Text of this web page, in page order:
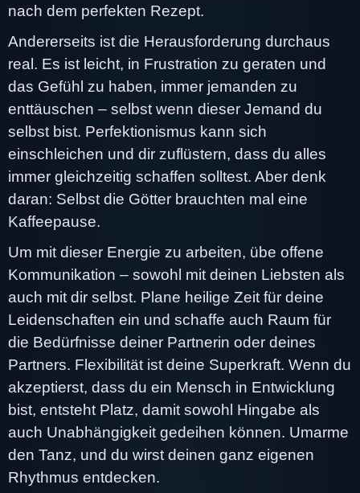
nach dem perfekten Rezept.
Andererseits ist die Herausforderung durchaus
real. Es ist leicht, in Frustration zu geraten und
das Gefühl zu haben, immer jemanden zu
enttäuschen – selbst wenn dieser Jemand du
selbst bist. Perfektionismus kann sich
einschleichen und dir zuflüstern, dass du alles
immer gleichzeitig schaffen solltest. Aber denk
daran: Selbst die Götter brauchten mal eine
Kaffeepause.
Um mit dieser Energie zu arbeiten, übe offene
Kommunikation – sowohl mit deinen Liebsten als
auch mit dir selbst. Plane heilige Zeit für deine
Leidenschaften ein und schaffe auch Raum für
die Bedürfnisse deiner Partnerin oder deines
Partners. Flexibilität ist deine Superkraft. Wenn du
akzeptierst, dass du ein Mensch in Entwicklung
bist, entsteht Platz, damit sowohl Hingabe als
auch Unabhängigkeit gedeihen können. Umarme
den Tanz, und du wirst deinen ganz eigenen
Rhythmus entdecken.